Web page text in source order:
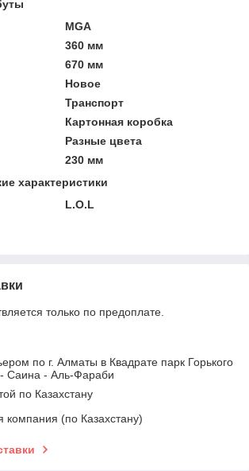
MGA
360 мм
670 мм
Новое
Транспорт
Картонная коробка
Разные цвета
230 мм
характеристики
L.O.L
только по предоплате.
по г. Алматы в Квадрате парк Горького
Саина - Аль-Фараби
по Казахстану
компания (по Казахстану)